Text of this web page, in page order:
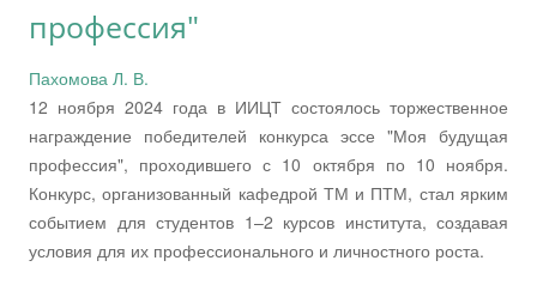
профессия"
Пахомова Л. В.
12 ноября 2024 года в ИИЦТ состоялось торжественное
награждение победителей конкурса эссе "Моя будущая
профессия", проходившего с 10 октября по 10 ноября.
Конкурс, организованный кафедрой ТМ и ПТМ, стал ярким
событием для студентов 1–2 курсов института, создавая
условия для их профессионального и личностного роста.